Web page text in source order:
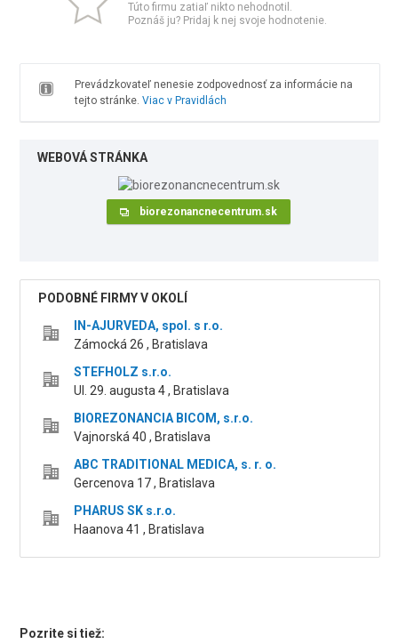
Túto firmu zatiaľ nikto nehodnotil.
Poznáš ju? Pridaj k nej svoje hodnotenie.
Prevádzkovateľ nenesie zodpovednosť za informácie na
tejto stránke. Viac v Pravidlách
WEBOVÁ STRÁNKA
biorezonancnecentrum.sk
PODOBNÉ FIRMY V OKOLÍ
IN-AJURVEDA, spol. s r.o.
Zámocká 26 , Bratislava
STEFHOLZ s.r.o.
Ul. 29. augusta 4 , Bratislava
BIOREZONANCIA BICOM, s.r.o.
Vajnorská 40 , Bratislava
ABC TRADITIONAL MEDICA, s. r. o.
Gercenova 17 , Bratislava
PHARUS SK s.r.o.
Haanova 41 , Bratislava
Pozrite si tiež: